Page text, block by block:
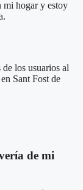
mi hogar y estoy
de los usuarios al
Sant Fost de
de mi